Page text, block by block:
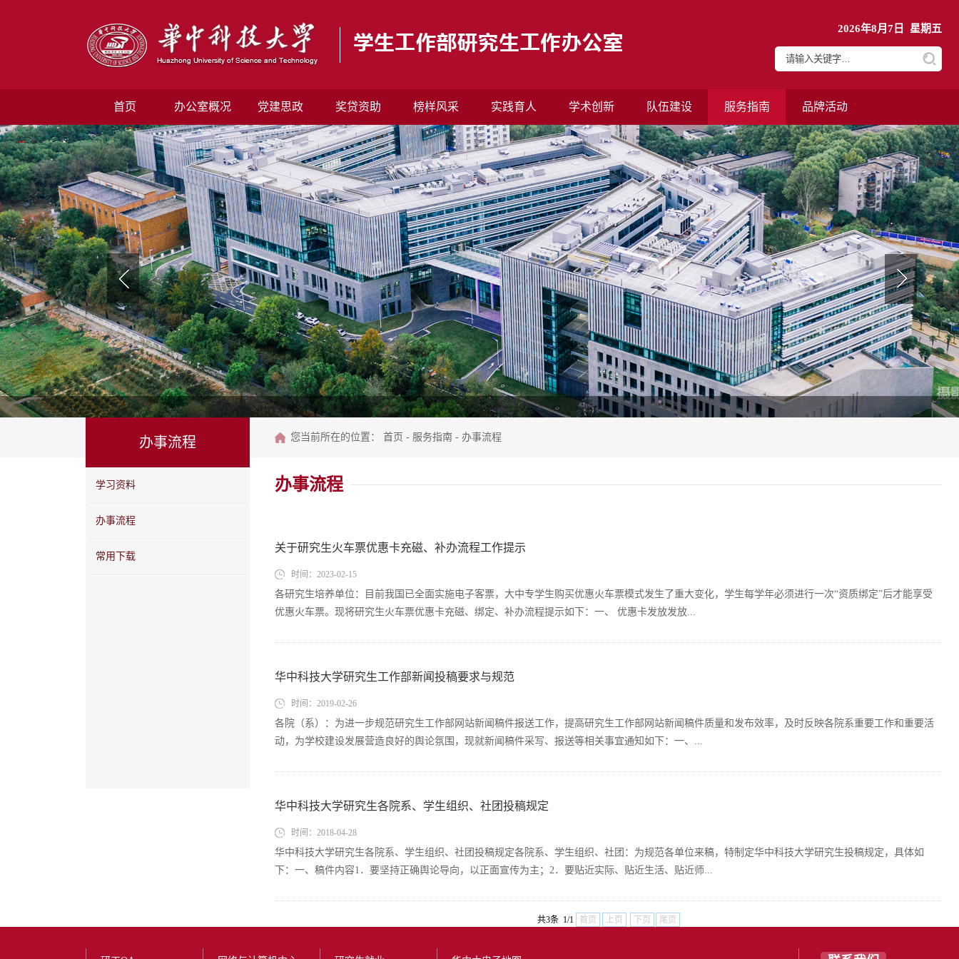
2026年8月7日 星期五
首页 办公室概况 党建思政 奖贷资助 榜样风采 实践育人 学术创新 队伍建设 服务指南 品牌活动
办事流程
学习资料
办事流程
常用下载
您当前所在的位置： 首页 - 服务指南 - 办事流程
办事流程
关于研究生火车票优惠卡充磁、补办流程工作提示
时间：2023-02-15
各研究生培养单位：目前我国已全面实施电子客票，大中专学生购买优惠火车票模式发生了重大变化，学生每学年必须进行一次“资质绑定”后才能享受
优惠火车票。现将研究生火车票优惠卡充磁、绑定、补办流程提示如下：一、 优惠卡发放发放...
华中科技大学研究生工作部新闻投稿要求与规范
时间：2019-02-26
各院（系）：为进一步规范研究生工作部网站新闻稿件报送工作，提高研究生工作部网站新闻稿件质量和发布效率，及时反映各院系重要工作和重要活
动，为学校建设发展营造良好的舆论氛围，现就新闻稿件采写、报送等相关事宜通知如下：一、...
华中科技大学研究生各院系、学生组织、社团投稿规定
时间：2018-04-28
华中科技大学研究生各院系、学生组织、社团投稿规定各院系、学生组织、社团：为规范各单位来稿，特制定华中科技大学研究生投稿规定，具体如
下：一、稿件内容1．要坚持正确舆论导向，以正面宣传为主；2．要贴近实际、贴近生活、贴近师...
共3条 1/1 首页 上页 下页 尾页